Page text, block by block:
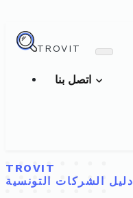
TROVIT
TROVIT
دليل الشركات التونسية